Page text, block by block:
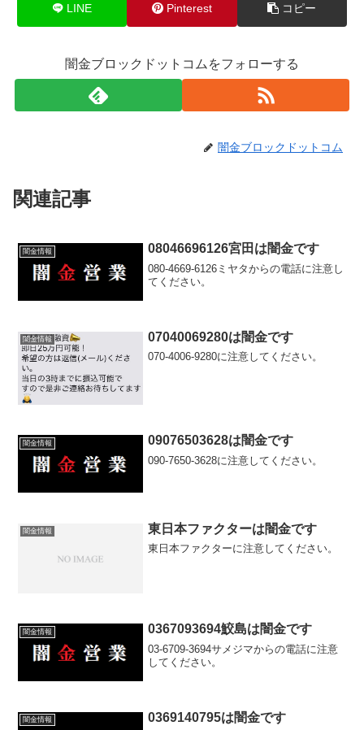
LINE Pinterest コピー
闇金ブロックドットコムをフォローする
闇金ブロックドットコム
関連記事
闇金情報 08046696126宮田は闇金です
080-4669-6126ミヤタからの電話に注意し
てください。
闇金情報 07040069280は闇金です
070-4006-9280に注意してください。
闇金情報 09076503628は闇金です
090-7650-3628に注意してください。
闇金情報 東日本ファクターは闇金です
東日本ファクターに注意してください。
闇金情報 0367093694鮫島は闇金です
03-6709-3694サメジマからの電話に注意
してください。
闇金情報 0369140795は闇金です